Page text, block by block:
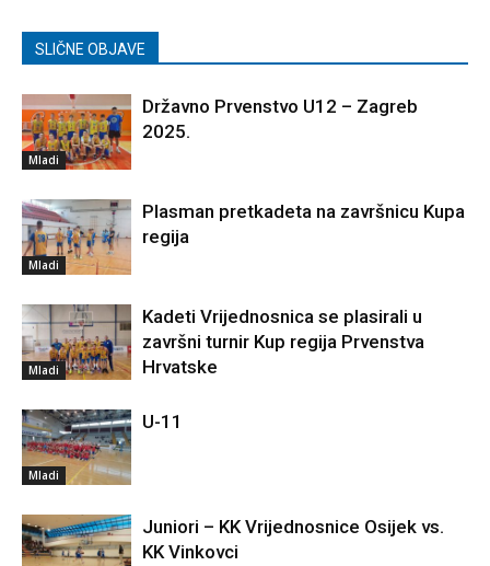
SLIČNE OBJAVE
Mladi
Državno Prvenstvo U12 – Zagreb
2025.
Mladi
Plasman pretkadeta na završnicu Kupa
regija
Mladi
Kadeti Vrijednosnica se plasirali u
završni turnir Kup regija Prvenstva
Hrvatske
Mladi
U-11
Juniori – KK Vrijednosnice Osijek vs.
KK Vinkovci